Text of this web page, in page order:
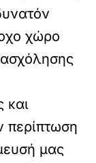
χώρο
και
περίπτωση
μας